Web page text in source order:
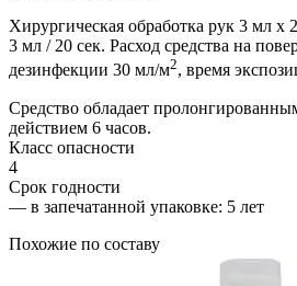
Хирургическая обработка рук 3 мл х
3 мл / 20 сек. Расход средства на
дезинфекции 30 мл/м2, время
Средство обладает
действием 6 часов.
Класс опасности
4
Срок годности
— в запечатанной упаковке: 5 лет
Похожие по составу